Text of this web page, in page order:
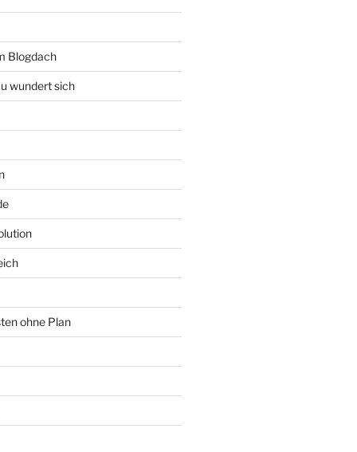
Blogdach
wundert sich
ohne Plan